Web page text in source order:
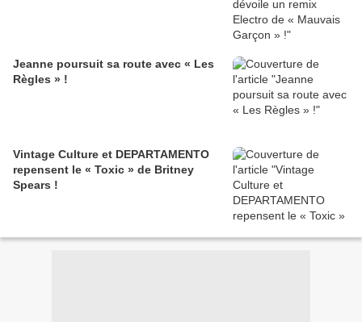
Jeanne poursuit sa route avec « Les
Règles » !
Vintage Culture et DEPARTAMENTO
repensent le « Toxic » de Britney
Spears !